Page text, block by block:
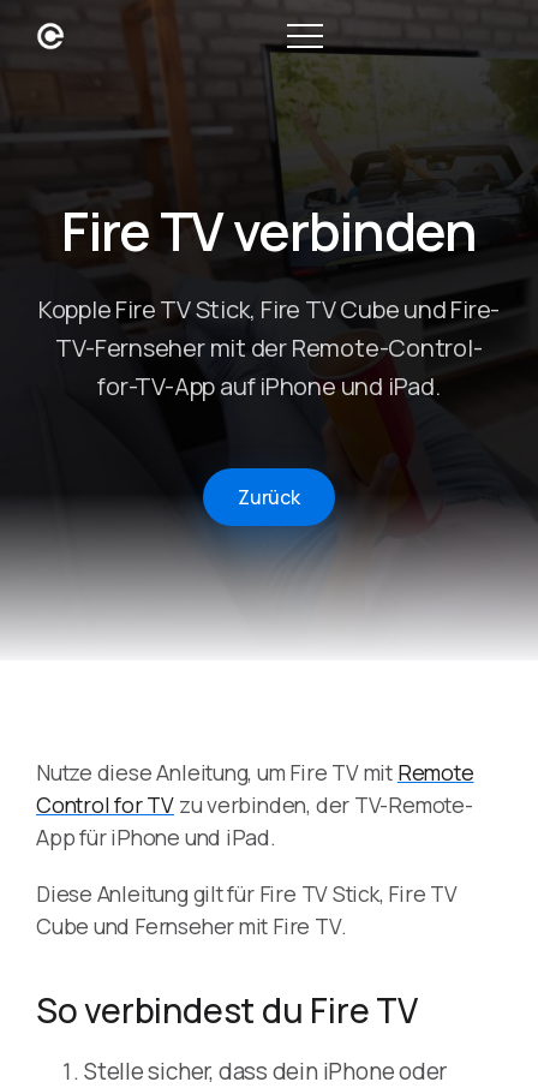
Fire TV verbinden
Kopple Fire TV Stick, Fire TV Cube und Fire-
TV-Fernseher mit der Remote-Control-
for-TV-App auf iPhone und iPad.
Zurück
Nutze diese Anleitung, um Fire TV mit Remote
Control for TVzu verbinden, der TV-Remote-
App für iPhone und iPad.
Diese Anleitung gilt für Fire TV Stick, Fire TV
Cube und Fernseher mit Fire TV.
So verbindest du Fire TV
Stelle sicher, dass dein iPhone oder